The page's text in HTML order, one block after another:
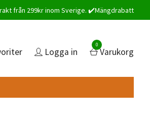
från 299kr inom Sverige. ✔️Mängdrabatt
Logga in
0
Varukorg